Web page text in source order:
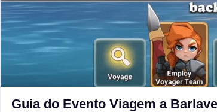
Guia do Evento Viagem a